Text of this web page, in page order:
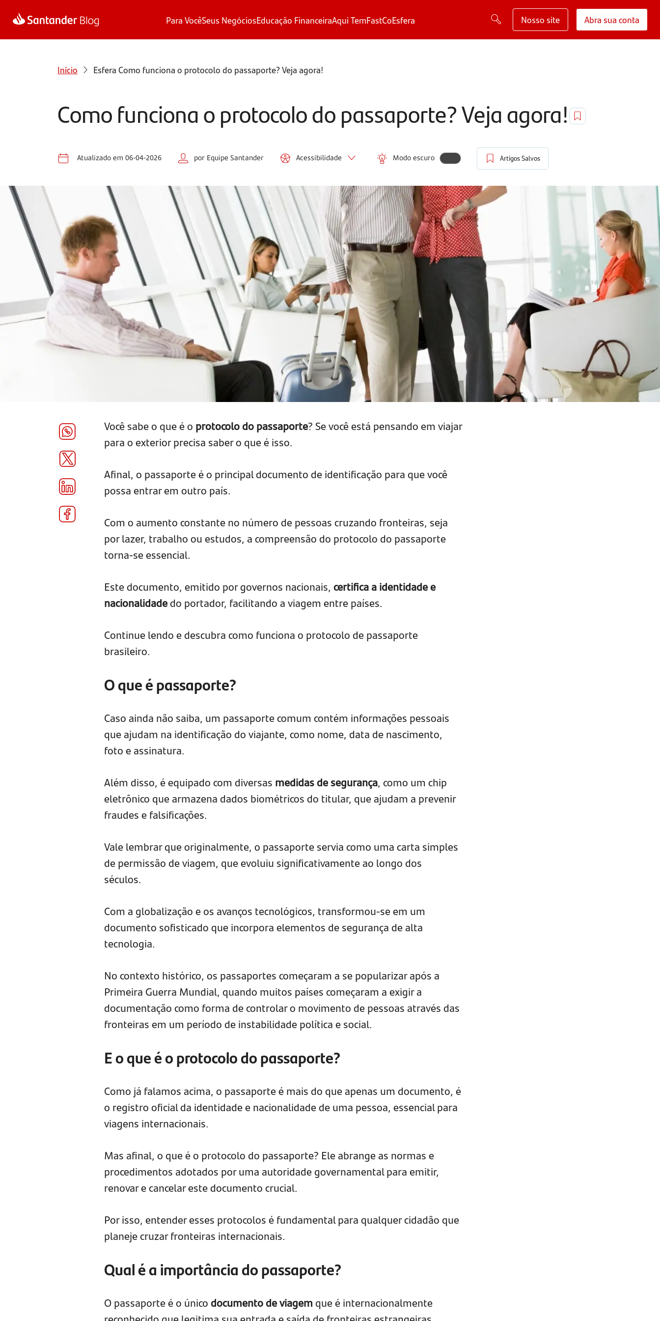
Para VocêSeus NegóciosEducação FinanceiraAqui TemFastCoEsfera Nosso site Abra sua conta
Início Esfera Como funciona o protocolo do passaporte? Veja agora!
Como funciona o protocolo do passaporte? Veja agora!
Atualizado em 06-04-2026 por Equipe Santander Acessibilidade Modo escuro Artigos Salvos
Você sabe o que é o protocolo do passaporte? Se você está pensando em viajar
para o exterior precisa saber o que é isso.
Afinal, o passaporte é o principal documento de identificação para que você
possa entrar em outro país.
Com o aumento constante no número de pessoas cruzando fronteiras, seja
por lazer, trabalho ou estudos, a compreensão do protocolo do passaporte
torna-se essencial.
Este documento, emitido por governos nacionais, certifica a identidade e
nacionalidadedo portador, facilitando a viagem entre países.
Continue lendo e descubra como funciona o protocolo de passaporte
brasileiro.
O que é passaporte?
Caso ainda não saiba, um passaporte comum contém informações pessoais
que ajudam na identificação do viajante, como nome, data de nascimento,
foto e assinatura.
Além disso, é equipado com diversas medidas de segurança, como um chip
eletrônico que armazena dados biométricos do titular, que ajudam a prevenir
fraudes e falsificações.
Vale lembrar que originalmente, o passaporte servia como uma carta simples
de permissão de viagem, que evoluiu significativamente ao longo dos
séculos.
Com a globalização e os avanços tecnológicos, transformou-se em um
documento sofisticado que incorpora elementos de segurança de alta
tecnologia.
No contexto histórico, os passaportes começaram a se popularizar após a
Primeira Guerra Mundial, quando muitos países começaram a exigir a
documentação como forma de controlar o movimento de pessoas através das
fronteiras em um período de instabilidade política e social.
E o que é o protocolo do passaporte?
Como já falamos acima, o passaporte é mais do que apenas um documento, é
o registro oficial da identidade e nacionalidade de uma pessoa, essencial para
viagens internacionais.
Mas afinal, o que é o protocolo do passaporte? Ele abrange as normas e
procedimentos adotados por uma autoridade governamental para emitir,
renovar e cancelar este documento crucial.
Por isso, entender esses protocolos é fundamental para qualquer cidadão que
planeje cruzar fronteiras internacionais.
Qual é a importância do passaporte?
O passaporte é o único documento de viagem que é internacionalmente